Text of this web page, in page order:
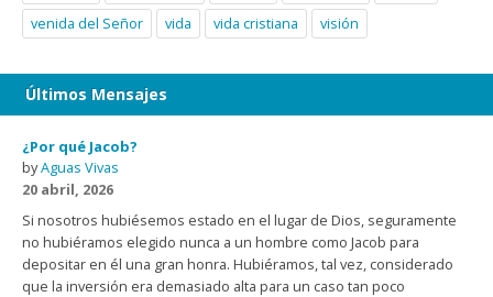
venida del Señor
vida vida cristiana visión
Últimos Mensajes
¿Por qué Jacob?
byAguas Vivas
20 abril, 2026
Si nosotros hubiésemos estado en el lugar de Dios, seguramente
no hubiéramos elegido nunca a un hombre como Jacob para
depositar en él una gran honra. Hubiéramos, tal vez, considerado
que la inversión era demasiado alta para un caso tan poco